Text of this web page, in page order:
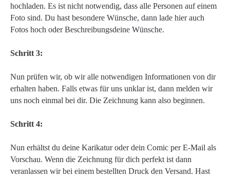
hochladen. Es ist nicht notwendig, dass alle Personen auf einem
Foto sind. Du hast besondere Wünsche, dann lade hier auch
Fotos hoch oder Beschreibungsdeine Wünsche.
Schritt 3:
Nun prüfen wir, ob wir alle notwendigen Informationen von dir
erhalten haben. Falls etwas für uns unklar ist, dann melden wir
uns noch einmal bei dir. Die Zeichnung kann also beginnen.
Schritt 4:
Nun erhältst du deine Karikatur oder dein Comic per E-Mail als
Vorschau. Wenn die Zeichnung für dich perfekt ist dann
veranlassen wir bei einem bestellten Druck den Versand. Hast